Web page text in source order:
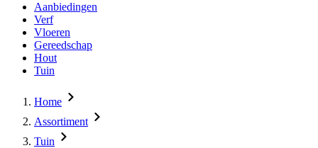
Aanbiedingen
Verf
Vloeren
Gereedschap
Hout
Tuin
Home
Assortiment
Tuin